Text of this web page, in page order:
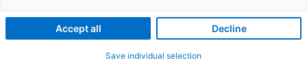
Accept all Decline
Save individual selection